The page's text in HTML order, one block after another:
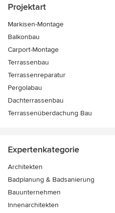
Projektart
Markisen-Montage
Balkonbau
Carport-Montage
Terrassenbau
Terrassenreparatur
Pergolabau
Dachterrassenbau
Terrassenüberdachung Bau
Expertenkategorie
Architekten
Badplanung & Badsanierung
Bauunternehmen
Innenarchitekten